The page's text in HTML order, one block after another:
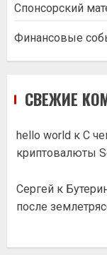
Спонсорский
Финансовые
СВЕЖИЕ
hello world к С
криптовалюты
Сергей к
после